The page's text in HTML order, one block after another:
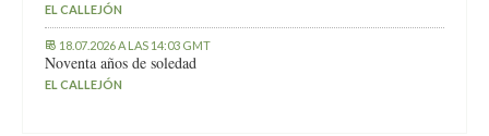
EL CALLEJÓN
18.07.2026 A LAS 14:03 GMT
Noventa años de soledad
EL CALLEJÓN